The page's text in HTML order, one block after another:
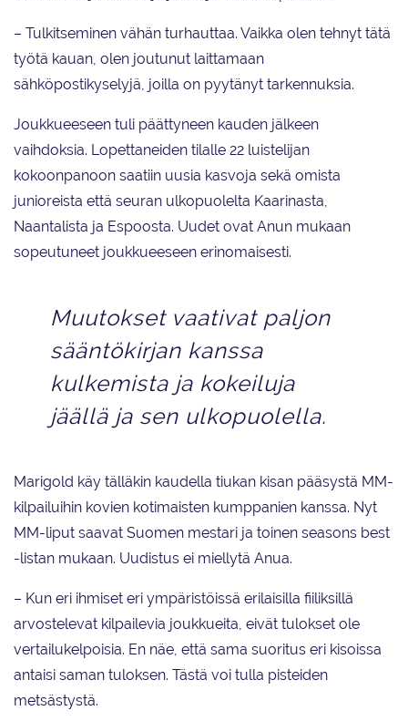
– Tulkitseminen vähän turhauttaa. Vaikka olen tehnyt tätä
työtä kauan, olen joutunut laittamaan
sähköpostikyselyjä, joilla on pyytänyt tarkennuksia.
Joukkueeseen tuli päättyneen kauden jälkeen
vaihdoksia. Lopettaneiden tilalle 22 luistelijan
kokoonpanoon saatiin uusia kasvoja sekä omista
junioreista että seuran ulkopuolelta Kaarinasta,
Naantalista ja Espoosta. Uudet ovat Anun mukaan
sopeutuneet joukkueeseen erinomaisesti.
Muutokset vaativat paljon
sääntökirjan kanssa
kulkemista ja kokeiluja
jäällä ja sen ulkopuolella.
Marigold käy tälläkin kaudella tiukan kisan pääsystä MM-
kilpailuihin kovien kotimaisten kumppanien kanssa. Nyt
MM-liput saavat Suomen mestari ja toinen seasons best
-listan mukaan. Uudistus ei miellytä Anua.
– Kun eri ihmiset eri ympäristöissä erilaisilla fiiliksillä
arvostelevat kilpailevia joukkueita, eivät tulokset ole
vertailukelpoisia. En näe, että sama suoritus eri kisoissa
antaisi saman tuloksen. Tästä voi tulla pisteiden
metsästystä.